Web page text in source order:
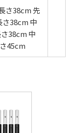
さ38cm 先
38cm 中
38cm 中
45cm